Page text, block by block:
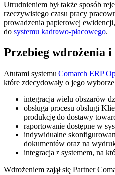
Utrudnieniem był także sposób
rzeczywistego czasu pracy
prowadzenia papierowej
do systemu kadrowo-płacowego.
Przebieg wdrożenia i
Atutami systemu Comarch ERP
które zdecydowały o jego
integracja wielu obszarów
obsługa procesu obsługi
produkcję do dostawy
raportowanie dostępne w
indywidualne
dokumentów oraz na
integracja z systemem, na
Wdrożeniem zajął się Partner